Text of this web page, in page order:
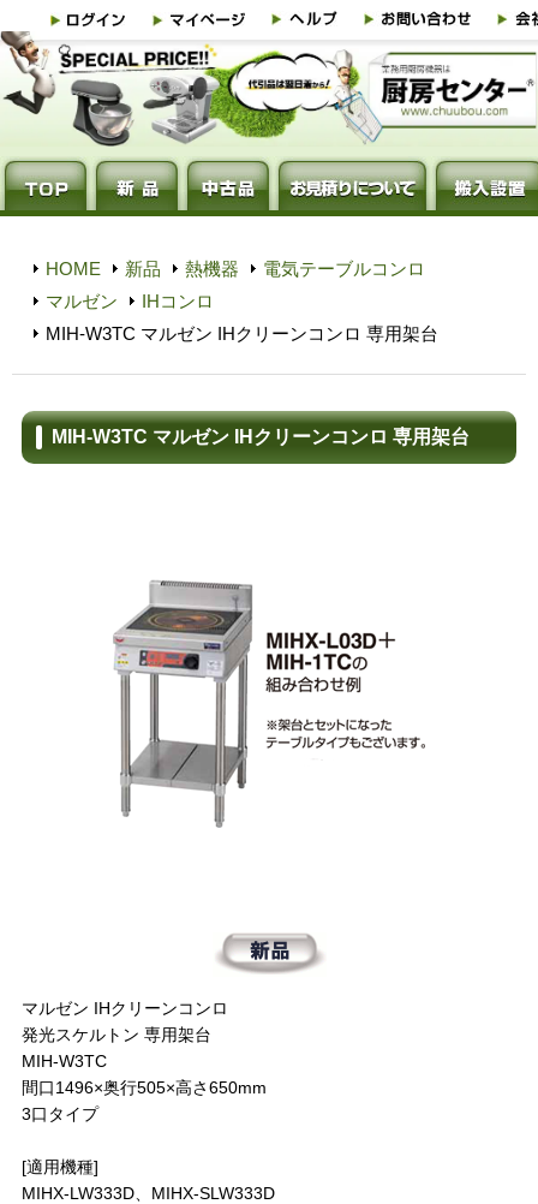
HOME 新品 熱機器
電気テーブルコンロ
マルゼン
IHコンロ
MIH-W3TC マルゼン IHクリーンコンロ 専用架台
MIH-W3TC マルゼン IHクリーンコンロ 専用架台
マルゼン IHクリーンコンロ
発光スケルトン 専用架台
MIH-W3TC
間口1496×奥行505×高さ650mm
3口タイプ
[適用機種]
MIHX-LW333D、MIHX-SLW333D